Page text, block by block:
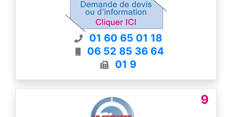
01 60 65 01 18
06 52 85 36 64
01 9
9